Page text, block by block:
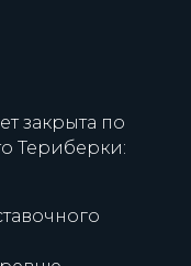
закрыта по
Териберки: